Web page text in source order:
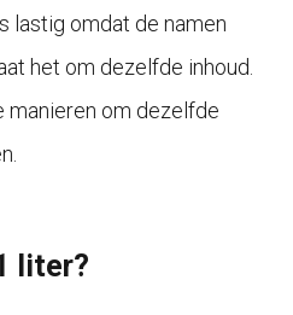
lastig omdat de namen
het om dezelfde inhoud.
manieren om dezelfde
liter?